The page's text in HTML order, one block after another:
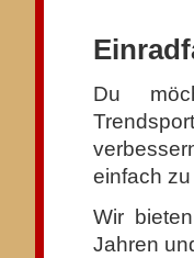
Du
einfach
Wir
Jahren